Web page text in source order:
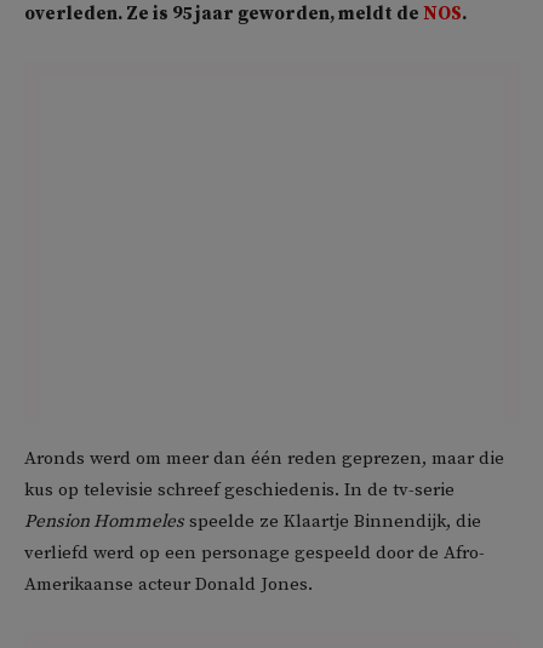
overleden. Ze is 95 jaar geworden, meldt de NOS.
Aronds werd om meer dan één reden geprezen, maar die
kus op televisie schreef geschiedenis. In de tv-serie
Pension Hommeles speelde ze Klaartje Binnendijk, die
verliefd werd op een personage gespeeld door de Afro-
Amerikaanse acteur Donald Jones.